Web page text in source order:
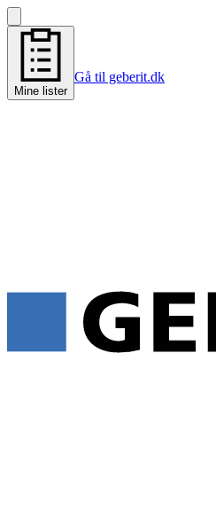
Mine lister
Gå til geberit.dk